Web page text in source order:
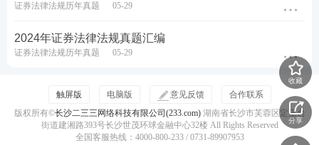
证券法律法规历年真题 05-29
2024年证券法律法规真题汇编
证券法律法规历年真题 05-29
收藏
分享
触屏版 电脑版 意见反馈
合作联系
版权所有©长沙二三三网络科技有限公司(233.com)湖南省长沙市芙蓉区定王台
街道建湘路393号长沙世茂环球金融中心32楼 All Rights Reserved
全国客服热线：4000-800-233 / 0731-89907953